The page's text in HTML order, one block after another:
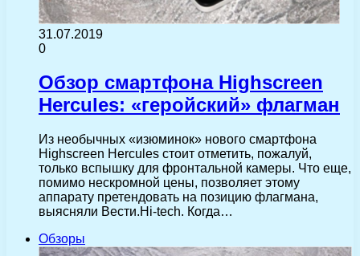
31.07.2019
0
Обзор смартфона Highscreen
Hercules: «геройский» флагман
Из необычных «изюминок» нового смартфона
Highscreen Hercules стоит отметить, пожалуй,
только вспышку для фронтальной камеры. Что еще,
помимо нескромной цены, позволяет этому
аппарату претендовать на позицию флагмана,
выясняли Вести.Hi-tech. Когда…
Обзоры